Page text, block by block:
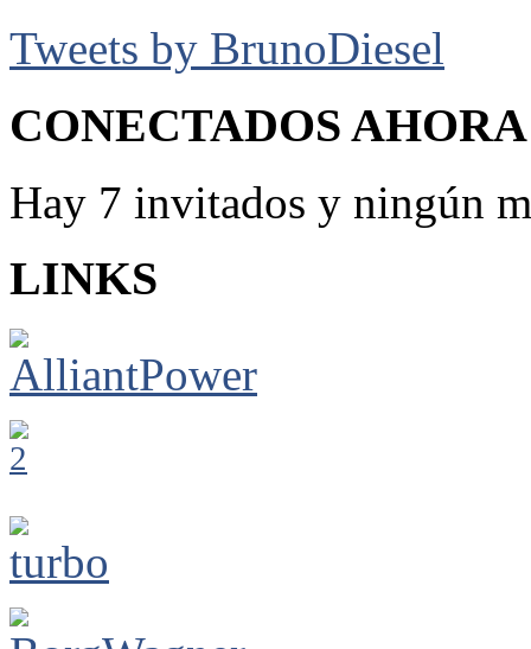
Tweets by BrunoDiesel
CONECTADOS AHORA
Hay 7 invitados y ningún
LINKS